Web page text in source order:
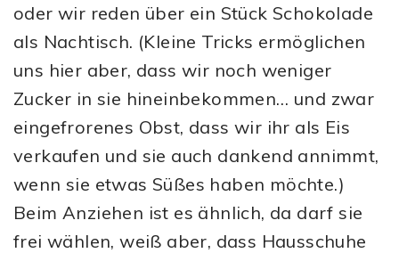
oder wir reden über ein Stück Schokolade
als Nachtisch. (Kleine Tricks ermöglichen
uns hier aber, dass wir noch weniger
Zucker in sie hineinbekommen… und zwar
eingefrorenes Obst, dass wir ihr als Eis
verkaufen und sie auch dankend annimmt,
wenn sie etwas Süßes haben möchte.)
Beim Anziehen ist es ähnlich, da darf sie
frei wählen, weiß aber, dass Hausschuhe